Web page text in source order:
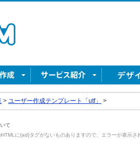
> ユーザー作成テンプレート「utf」 >
て
に{ad}タグがないものありますので、エラーが表示